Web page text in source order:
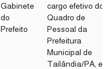
Gabinete
do
Prefeito
cargo efetivo do
Quadro de
Pessoal da
Prefeitura
Municipal de
Tailândia/PA, e